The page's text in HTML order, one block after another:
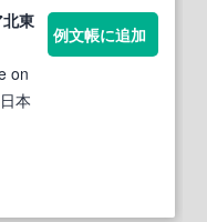
東
on
本
例文帳に追加